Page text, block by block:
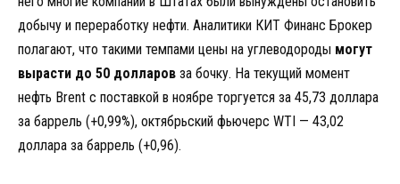
добычу и переработку нефти. Аналитики КИТ Финанс Брокер
полагают, что такими темпами цены на углеводороды могут
вырасти до 50 долларов за бочку. На текущий момент
нефть Brent с поставкой в ноябре торгуется за 45,73 доллара
за баррель (+0,99%), октябрьский фьючерс WTI — 43,02
доллара за баррель (+0,96).